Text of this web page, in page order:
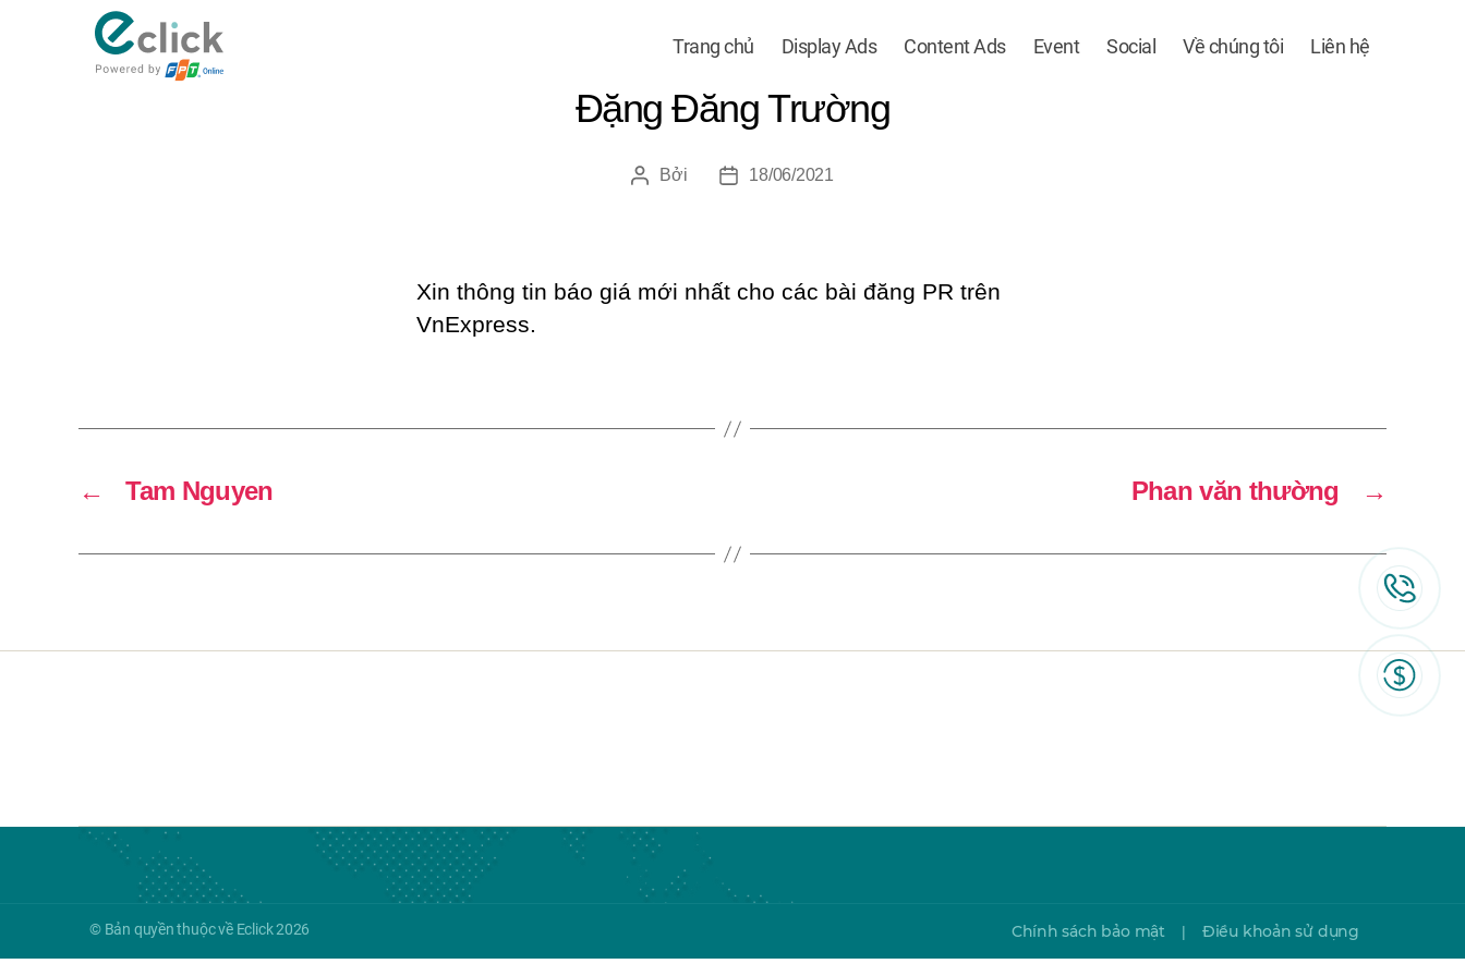
Trang chủ Display Ads Content Ads Event Social Về chúng tôi Liên hệ
Đặng Đăng Trường
TácBởi
Ngày18/06/2021
Xin thông tin báo giá mới nhất cho các bài đăng PR trên
VnExpress.
← Tam Nguyen →
Phan văn thường
© Bản quyền thuộc về Eclick 2026 Chính sách bảo mật | Điều khoản sử dụng